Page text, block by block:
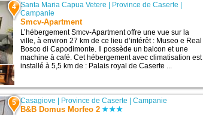
4 Santa Maria Capua Vetere Province de Caserte
Campanie
Smcv-Apartment
L’hébergement Smcv-Apartment offre une vue sur la
ville, à environ 27 km de ce lieu d’intérêt : Museo e Real
Bosco di Capodimonte. Il possède un balcon et une
machine à café. Cet hébergement avec climatisation est
installé à 5,5 km de : Palais royal de Caserte ...
5 Casagiove Province de Caserte |Campanie
B&B Domus Morfeo 2